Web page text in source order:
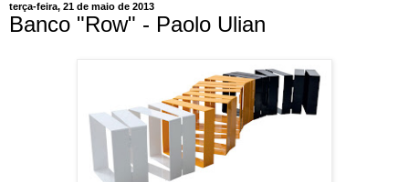
terça-feira, 21 de maio de 2013
Banco "Row" - Paolo Ulian